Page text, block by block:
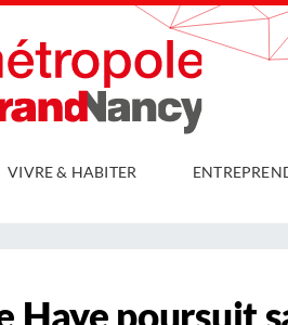
VIVRE & HABITER
Haye poursuit